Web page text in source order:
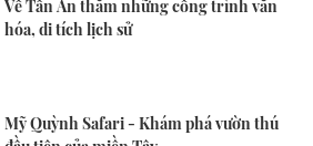
Về Tân An thăm những công trình văn
hóa, di tích lịch sử
Mỹ Quỳnh Safari - Khám phá vườn thú